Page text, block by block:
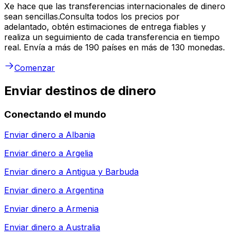
Xe hace que las transferencias internacionales de dinero
sean sencillas.Consulta todos los precios por
adelantado, obtén estimaciones de entrega fiables y
realiza un seguimiento de cada transferencia en tiempo
real. Envía a más de 190 países en más de 130 monedas.
Comenzar
Enviar destinos de dinero
Conectando el mundo
Enviar dinero a Albania
Enviar dinero a Argelia
Enviar dinero a Antigua y Barbuda
Enviar dinero a Argentina
Enviar dinero a Armenia
Enviar dinero a Australia